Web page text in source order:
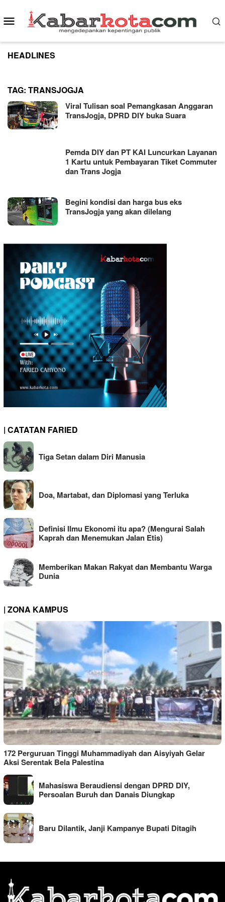
to
content
Mobile
Menu
HEADLINES
TAG: TRANSJOGJA
Viral Tulisan soal Pemangkasan Anggaran
TransJogja, DPRD DIY buka Suara
Pemda DIY dan PT KAI Luncurkan Layanan
1 Kartu untuk Pembayaran Tiket Commuter
dan Trans Jogja
Begini kondisi dan harga bus eks
TransJogja yang akan dilelang
| CATATAN FARIED
Tiga Setan dalam Diri Manusia
Doa, Martabat, dan Diplomasi yang Terluka
Definisi Ilmu Ekonomi itu apa? (Mengurai Salah
Kaprah dan Menemukan Jalan Etis)
Memberikan Makan Rakyat dan Membantu Warga
Dunia
| ZONA KAMPUS
172 Perguruan Tinggi Muhammadiyah dan Aisyiyah Gelar
Aksi Serentak Bela Palestina
Mahasiswa Beraudiensi dengan DPRD DIY,
Persoalan Buruh dan Danais Diungkap
Baru Dilantik, Janji Kampanye Bupati Ditagih